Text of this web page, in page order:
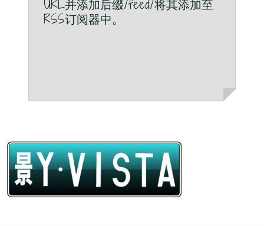
URL并添加后缀/feed/将其添加至
RSS订阅器中。